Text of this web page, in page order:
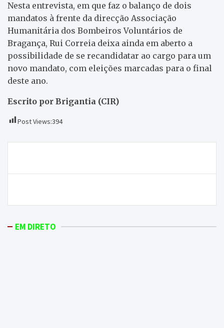
Nesta entrevista, em que faz o balanço de dois
mandatos à frente da direcção Associação
Humanitária dos Bombeiros Voluntários de
Bragança, Rui Correia deixa ainda em aberto a
possibilidade de se recandidatar ao cargo para um
novo mandato, com eleições marcadas para o final
deste ano.
Escrito por Brigantia (CIR)
Post Views:394
EM DIRETO